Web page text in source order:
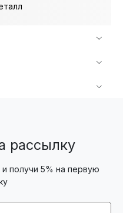
рассылку
получи 5% на первую